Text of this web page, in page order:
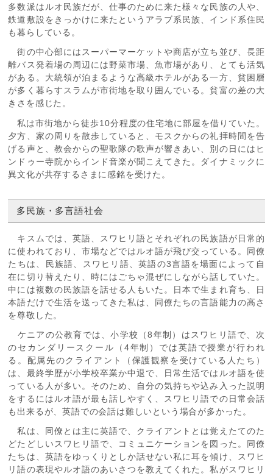
多数派はルオ民族だが、仕事のために来た様々な民族の人や、
鉄道敷設をきっかけに来たというアラブ系民族、インド系住民
も暮らしている。
街の中心部にはスーパーマーケットや商店が立ち並び、長距
離バス発着場の周辺には野菜市場、魚市場があり、とても活気
がある。大統領が泊まるような高級ホテルがある一方、貧困層
が多く暮らすスラムが市街地を取り囲んでいる。貧富の差の大
きさを感じた。
私は市街地から徒歩10分程度の住宅地に部屋を借りていた。
夕方、家の周りを散歩していると、モスクからの礼拝時間を告
げる声と、教会からの聖歌隊の歌声が響きあい、別の日にはヒ
ンドゥー寺院からインド音楽が聞こえてきた。ダイナミックに
異文化が共存するさまに感銘を受けた。
多民族・多言語社会
キスムでは、英語、スワヒリ語とそれぞれの民族語が日常的
に使われており、市場などではルオ語が飛び交っている。同僚
たちは、民族語、スワヒリ語、英語の3言語を場面によって自
在に切り替えたり、時にはごちゃ混ぜにしながら話していた。
中には複数の民族語を話せる人もいた。日本で生まれ育ち、日
本語だけで生活を送ってきた私は、同僚たちの言語能力の高さ
を尊敬した。
ケニアの公教育では、小学校（8年制）はスワヒリ語で、次
のセカンダリースクール（4年制）では英語で授業が行われ
る。配属先のクライアント（保護観察を受けている人たち）
は、最終学歴が小学校卒業か中退で、日常生活ではルオ語を使
っている人が多い。そのため、自分の気持ちや込み入った説明
をするにはルオ語が最も話しやすく、スワヒリ語での日常会話
も出来るが、英語での会話は難しいという場合が多かった。
私は、同僚とは主に英語で、クライアントとは覚えたてのた
どたどしいスワヒリ語で、コミュニケーションを図った。同僚
たちは、英語をゆっくりとしか話せない私に耳を傾け、スワヒ
リ語の表現やルオ語のあいさつを教えてくれた。私がスワヒリ